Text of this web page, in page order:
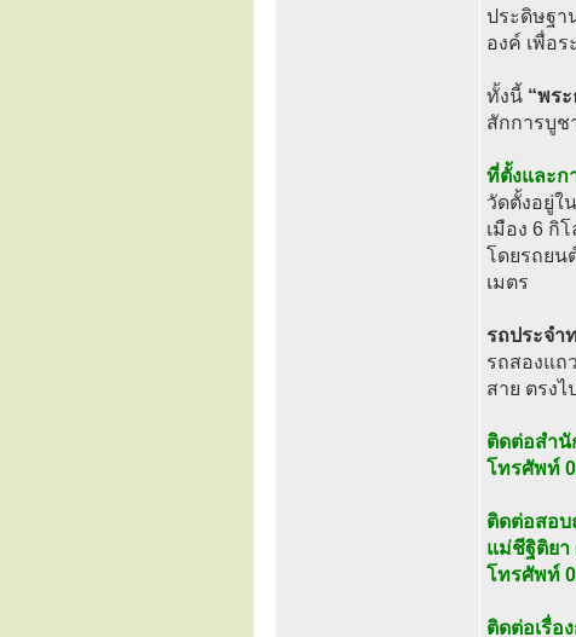
ประดิษฐา
องค์ เพื่อ
ทั้งนี้ “พระ
สักการบูช
ที่ตั้งและก
วัดตั้งอยู่ใ
เมือง 6 กิ
โดยรถยน
เมตร
รถประจำ
รถสองแถ
สาย ตรง
ติดต่อสำนั
โทรศัพท์
ติดต่อสอบ
แม่ชีฐิติยา
โทรศัพท์
ติดต่อเรื่อ